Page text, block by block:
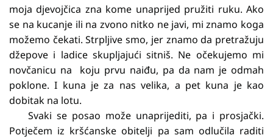
moja djevojčica zna kome unaprijed pružiti ruku. Ako
se na kucanje ili na zvono nitko ne javi, mi znamo koga
možemo čekati. Strpljive smo, jer znamo da pretražuju
džepove i ladice skupljajući sitniš. Ne očekujemo mi
novčanicu na koju prvu naiđu, pa da nam je odmah
poklone. I kuna je za nas velika, a pet kuna je kao
dobitak na lotu.
Svaki se posao može unaprijediti, pa i prosjački.
Potječem iz kršćanske obitelji pa sam odlučila raditi